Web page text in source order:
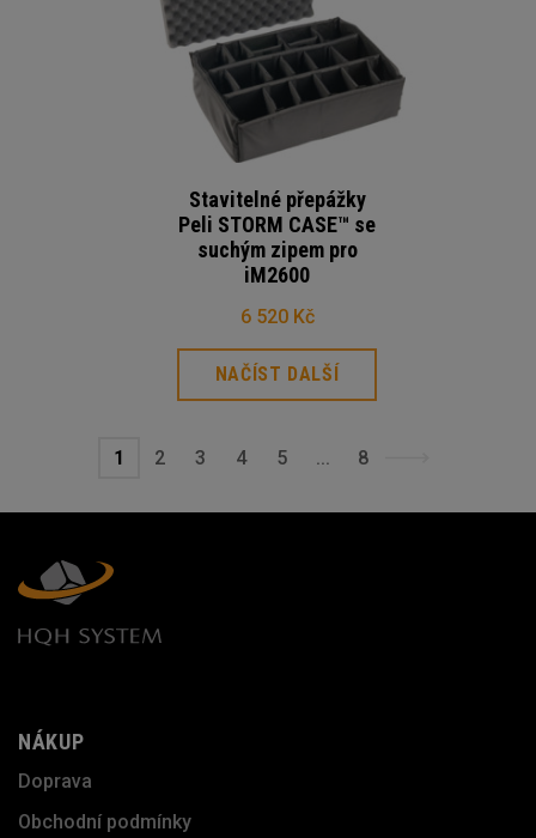
Stavitelné přepážky
Peli STORM CASE™ se
suchým zipem pro
iM2600
6 520 Kč
NAČÍST DALŠÍ
1 2 3 4 5 ... 8
NÁKUP
Doprava
Obchodní podmínky